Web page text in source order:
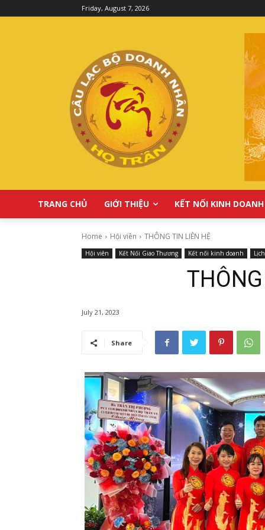
Friday, August 7, 2026
TRANG CHỦ GIỚI THIỆU KẾT NỐI KINH DOANH
Home Hội viên THÔNG TIN LIÊN HỆ
Hội viên Kết Nối Giao Thương Kết nối kinh doanh
July 21, 2023
Share